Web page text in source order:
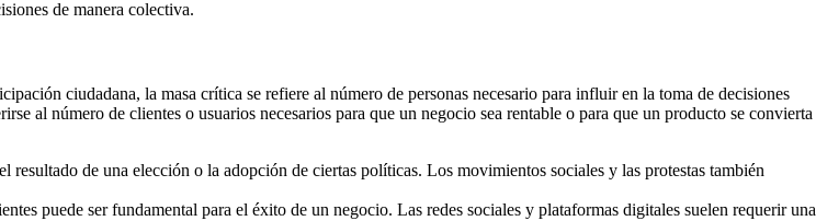
de manera colectiva.
ciudadana, la masa crítica se refiere al número de personas necesario para influir en la toma de decisiones
al número de clientes o usuarios necesarios para que un negocio sea rentable o para que un producto se convierta
de una elección o la adopción de ciertas políticas. Los movimientos sociales y las protestas también
puede ser fundamental para el éxito de un negocio. Las redes sociales y plataformas digitales suelen requerir una